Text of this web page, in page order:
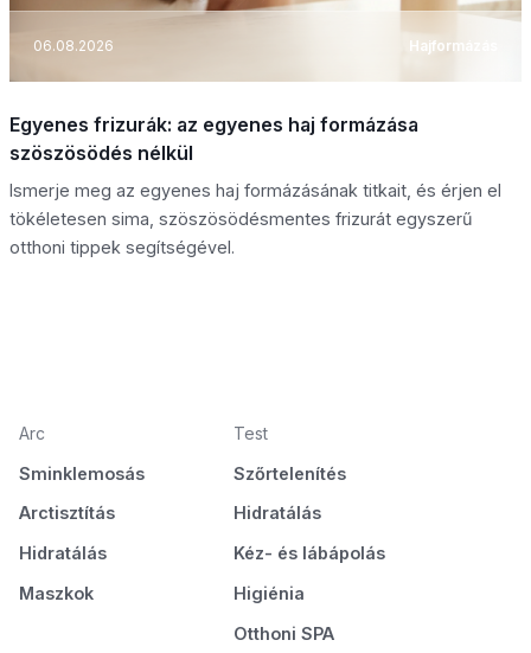
06.08.2026 Hajformázás
Egyenes frizurák: az egyenes haj formázása
szöszösödés nélkül
Ismerje meg az egyenes haj formázásának titkait, és érjen el
tökéletesen sima, szöszösödésmentes frizurát egyszerű
otthoni tippek segítségével.
Arc
Sminklemosás
Arctisztítás
Hidratálás
Maszkok
Test
Szőrtelenítés
Hidratálás
Kéz- és lábápolás
Higiénia
Otthoni SPA